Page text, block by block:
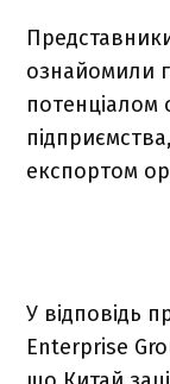
ознайомили
потенціалом
експортом
У відповідь
Enterprise